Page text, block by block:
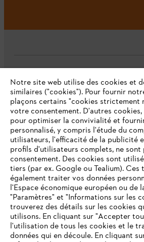
L'Entreprise
Questions fréquentes
Service
Politique de protection des données
VOTRE NAVIGATEUR
N'EST PLUS PRIS EN
Notre site web utilise des cookies et
similaires ("cookies"). Pour fournir
plaçons certains "cookies strictement
votre consentement. D'autres
pour optimiser la convivialité et
personnalisé, y compris l'étude du
utilisateurs, l'efficacité de la publicité
profils d'utilisateurs complets, ne
consentement. Des cookies sont
tiers (par ex. Google ou Tealium). Ces
également traiter vos données
l'Espace économique européen ou de
"Paramètres" et "Informations sur les
trouverez des détails sur les cookies
utilisons. En cliquant sur "Accepter
l'utilisation de tous les cookies et le
données qui en découle. En cliquant